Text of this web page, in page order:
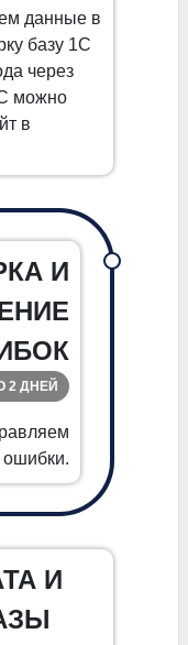
данные в
базу 1С
через
можно
в
И
2 ДНЕЙ
ошибки.
И